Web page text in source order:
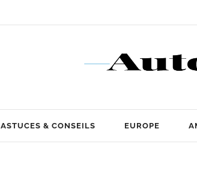
ASTUCES & CONSEILS EUROPE